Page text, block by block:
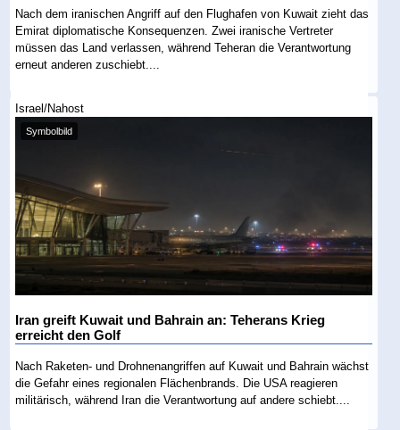
Nach dem iranischen Angriff auf den Flughafen von Kuwait zieht das
Emirat diplomatische Konsequenzen. Zwei iranische Vertreter
müssen das Land verlassen, während Teheran die Verantwortung
erneut anderen zuschiebt....
Israel/Nahost
Symbolbild
Iran greift Kuwait und Bahrain an: Teherans Krieg
erreicht den Golf
Nach Raketen- und Drohnenangriffen auf Kuwait und Bahrain wächst
die Gefahr eines regionalen Flächenbrands. Die USA reagieren
militärisch, während Iran die Verantwortung auf andere schiebt....